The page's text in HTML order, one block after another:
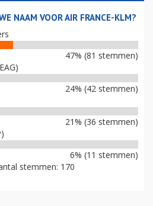
NAAM VOOR AIR FRANCE-KLM?
47% (81 stemmen)
24% (42 stemmen)
21% (36 stemmen)
6% (11 stemmen)
stemmen: 170